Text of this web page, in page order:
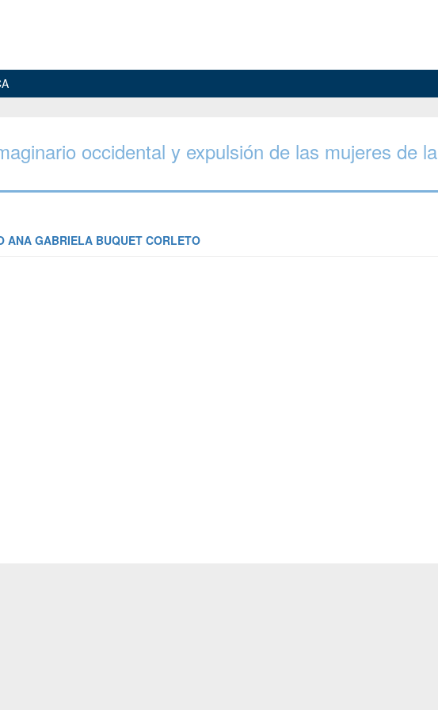
occidental y expulsión de las mujeres de la
ANA GABRIELA BUQUET CORLETO